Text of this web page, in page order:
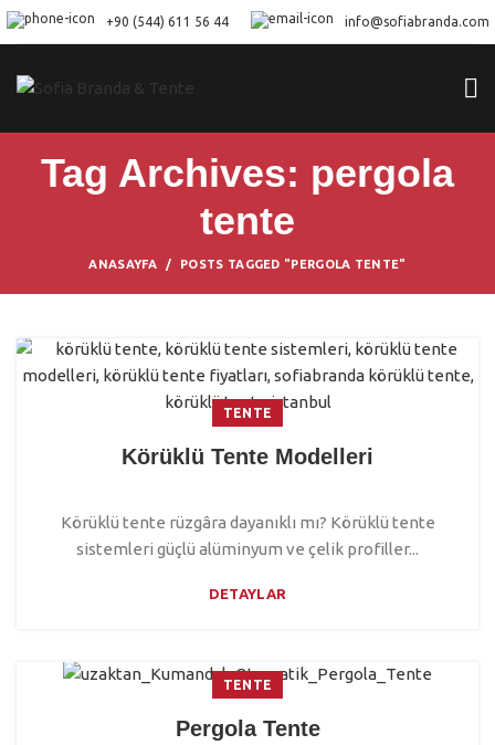
+90 (544) 611 56 44 info@sofiabranda.com
Tag Archives: pergola
tente
ANASAYFA POSTS TAGGED "PERGOLA TENTE"
TENTE
Körüklü Tente Modelleri
Körüklü tente rüzgâra dayanıklı mı? Körüklü tente
sistemleri güçlü alüminyum ve çelik profiller...
DETAYLAR
TENTE
Pergola Tente